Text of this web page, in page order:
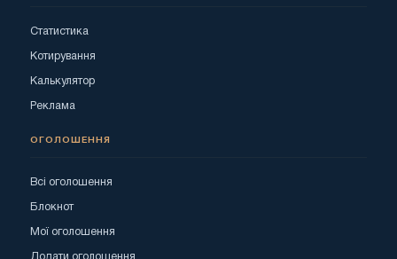
Статистика
Котирування
Калькулятор
Реклама
ОГОЛОШЕННЯ
Всі оголошення
Блокнот
Мої оголошення
Додати оголошення